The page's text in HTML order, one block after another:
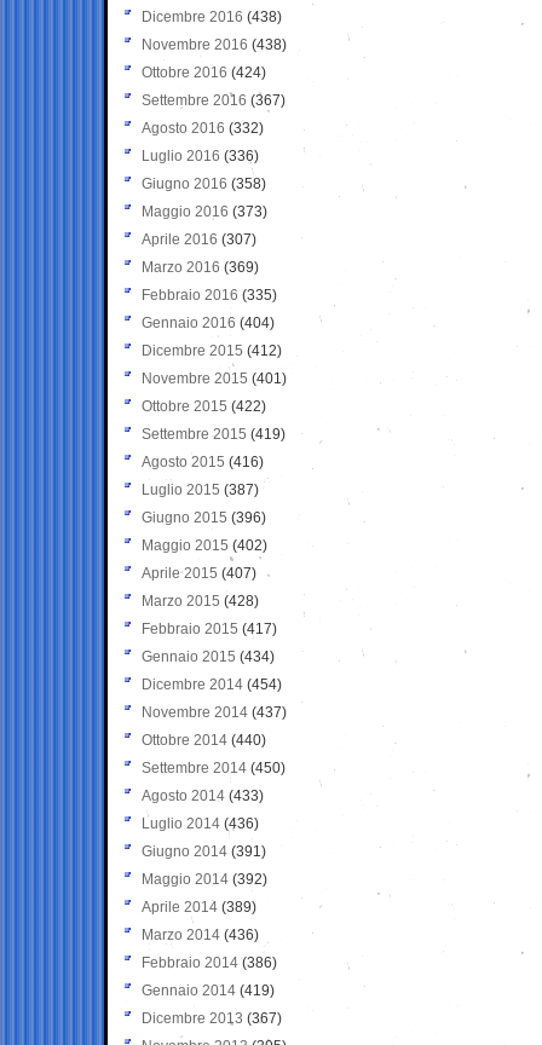
Dicembre 2016 (438)
Novembre 2016 (438)
Ottobre 2016 (424)
Settembre 2016 (367)
Agosto 2016 (332)
Luglio 2016 (336)
Giugno 2016 (358)
Maggio 2016 (373)
Aprile 2016 (307)
Marzo 2016 (369)
Febbraio 2016 (335)
Gennaio 2016 (404)
Dicembre 2015 (412)
Novembre 2015 (401)
Ottobre 2015 (422)
Settembre 2015 (419)
Agosto 2015 (416)
Luglio 2015 (387)
Giugno 2015 (396)
Maggio 2015 (402)
Aprile 2015 (407)
Marzo 2015 (428)
Febbraio 2015 (417)
Gennaio 2015 (434)
Dicembre 2014 (454)
Novembre 2014 (437)
Ottobre 2014 (440)
Settembre 2014 (450)
Agosto 2014 (433)
Luglio 2014 (436)
Giugno 2014 (391)
Maggio 2014 (392)
Aprile 2014 (389)
Marzo 2014 (436)
Febbraio 2014 (386)
Gennaio 2014 (419)
Dicembre 2013 (367)